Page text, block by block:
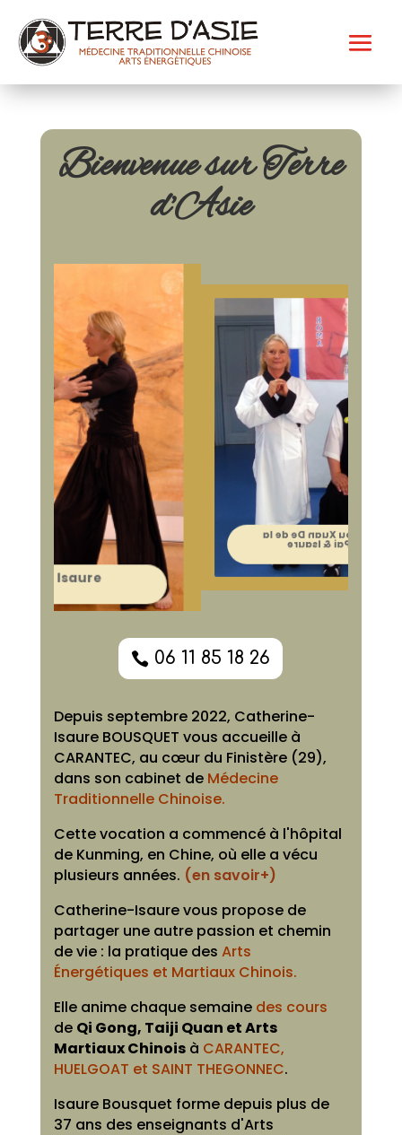
Bienvenue sur Terre
d’Asie
& Isaure
Grand Maître You Xuan
lignée Wudang Pai &
06 11 85 18 26
Depuis septembre 2022, Catherine-
Isaure BOUSQUET vous accueille à
CARANTEC, au cœur du Finistère (29),
dans son cabinet de Médecine
Traditionnelle Chinoise.
Cette vocation a commencé à l'hôpital
de Kunming, en Chine, où elle a vécu
plusieurs années. (en savoir+)
Catherine-Isaure vous propose de
partager une autre passion et chemin
de vie : la pratique des Arts
Énergétiques et Martiaux Chinois.
Elle anime chaque semaine des cours
de Qi Gong, Taiji Quan et Arts
Martiaux Chinoisà CARANTEC,
HUELGOAT et SAINT THEGONNEC.
Isaure Bousquet forme depuis plus de
37 ans des enseignants d'Arts